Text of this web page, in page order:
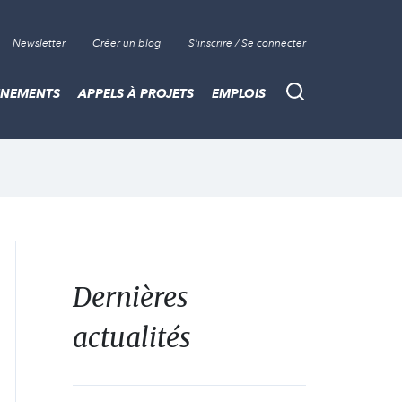
Newsletter Créer un blog S'inscrire / Se connecter
Recherche
APPELS À PROJETS EMPLOIS
Dernières
actualités